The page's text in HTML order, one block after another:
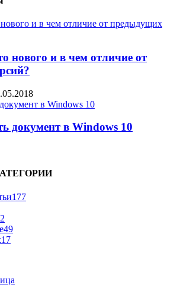
нового и в чем отличие от
документ в Windows 10
177
49
17